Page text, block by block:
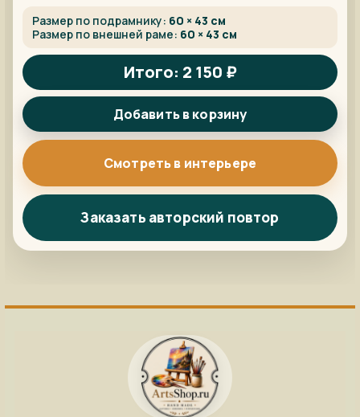
Размер по подрамнику: 60 × 43 см
Размер по внешней раме: 60 × 43 см
Итого: 2 150 ₽
Добавить в корзину
Смотреть в интерьере
Заказать авторский повтор